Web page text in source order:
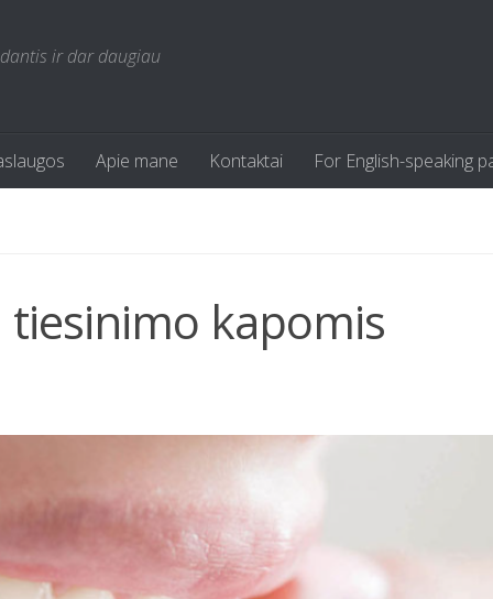
ir dar daugiau
Apie mane Kontaktai For English-speaking
kapomis